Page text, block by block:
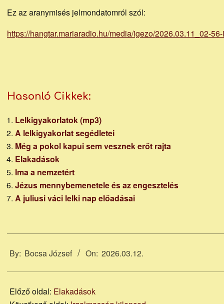
Ez az aranymisés jelmondatomról szól:
https://hangtar.mariaradio.hu/media/igezo/2026.03.11_02-56-
Hasonló Cikkek:
Lelkigyakorlatok (mp3)
A lelkigyakorlat segédletei
Még a pokol kapui sem vesznek erőt rajta
Elakadások
Ima a nemzetért
Jézus mennybemenetele és az engesztelés
A juliusi váci lelki nap előadásai
03-
By: Bocsa József On: 2026.03.12.
Előző oldal: Elakadások